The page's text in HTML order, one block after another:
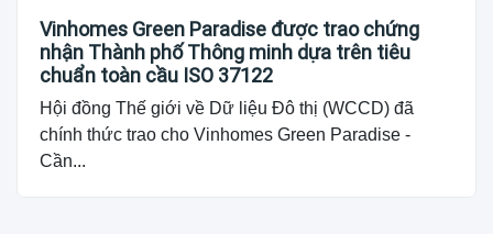
Vinhomes Green Paradise được trao chứng
nhận Thành phố Thông minh dựa trên tiêu
chuẩn toàn cầu ISO 37122
Hội đồng Thế giới về Dữ liệu Đô thị (WCCD) đã
chính thức trao cho Vinhomes Green Paradise -
Cần...